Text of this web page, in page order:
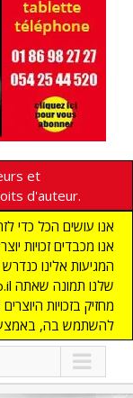
et
d'auteur.
אנו עושים הכל כדי
אנו מכבדים זכויות
מחזיק בזכויות
להשתמש בה,